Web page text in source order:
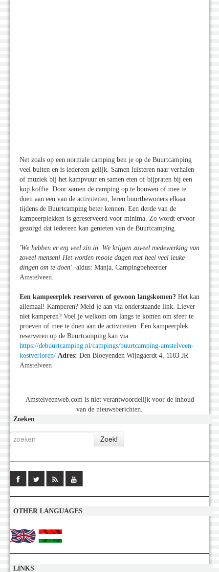
Net zoals op een normale camping ben je op de Buurtcamping
veel buiten en is iedereen gelijk. Samen luisteren naar verhalen
of muziek bij het kampvuur en samen eten of bijpraten bij een
kop koffie. Door samen de camping op te bouwen of mee te
doen aan een van de activiteiten, leren buurtbewoners elkaar
tijdens de Buurtcamping beter kennen. Een derde van de
kampeerplekken is gereserveerd voor minima. Zo wordt ervoor
gezorgd dat iedereen kan genieten van de Buurtcamping.
'We hebben er erg veel zin in. We krijgen zoveel medewerking van
zoveel mensen! Het worden mooie dagen met heel veel leuke
dingen om te doen' -aldus: Manja, Campingbeheerder
Amstelveen.
Een kampeerplek reserveren of gewoon langskomen? Het kan
allemaal! Kamperen? Meld je aan via onderstaande link. Liever
niet kamperen? Voel je welkom om langs te komen om sfeer te
proeven of mee te doen aan de activiteiten. Een kampeerplek
reserveren op de Buurtcamping kan via:
https://debuurtcamping.nl/campings/buurtcamping-amstelveen-
kostverloren/ Adres: Den Bloeyenden Wijngaerdt 4, 1183 JR
Amstelveen
Amstelveenweb.com is niet verantwoordelijk voor de inhoud
van de nieuwsberichten.
Zoeken
OTHER LANGUAGES
LINKS